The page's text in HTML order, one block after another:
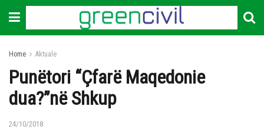
Home Aktuale
Punëtori “Çfarë Maqedonie
dua?”në Shkup
24/10/2018